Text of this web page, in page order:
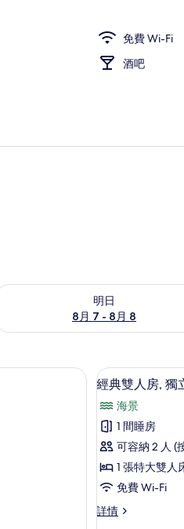
免費 Wi-Fi
酒吧
明日
8月 7 - 8月 8
看明日 8月 7 - 8月 8的可訂空房
載
入
所
有
經
典
人
4
經典雙人房, 獨
海景
1 間睡房
可容納 2 人 (
1 張特大雙人
免費 Wi-Fi
詳情
經